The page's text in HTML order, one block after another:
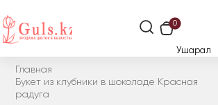
0
Ушарал
Главная
Букет из клубники в шоколаде Красная
радуга